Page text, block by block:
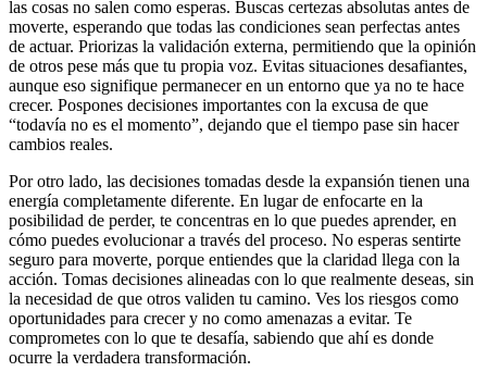
las cosas no salen como esperas. Buscas certezas absolutas antes de
moverte, esperando que todas las condiciones sean perfectas antes
de actuar. Priorizas la validación externa, permitiendo que la opinión
de otros pese más que tu propia voz. Evitas situaciones desafiantes,
aunque eso signifique permanecer en un entorno que ya no te hace
crecer. Pospones decisiones importantes con la excusa de que
“todavía no es el momento”, dejando que el tiempo pase sin hacer
cambios reales.
Por otro lado, las decisiones tomadas desde la expansión tienen una
energía completamente diferente. En lugar de enfocarte en la
posibilidad de perder, te concentras en lo que puedes aprender, en
cómo puedes evolucionar a través del proceso. No esperas sentirte
seguro para moverte, porque entiendes que la claridad llega con la
acción. Tomas decisiones alineadas con lo que realmente deseas, sin
la necesidad de que otros validen tu camino. Ves los riesgos como
oportunidades para crecer y no como amenazas a evitar. Te
comprometes con lo que te desafía, sabiendo que ahí es donde
ocurre la verdadera transformación.